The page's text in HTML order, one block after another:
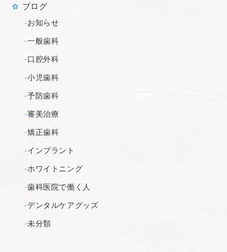
ブログ
お知らせ
一般歯科
口腔外科
小児歯科
予防歯科
審美治療
矯正歯科
インプラント
ホワイトニング
歯科医院で働く人
デンタルケアグッズ
未分類